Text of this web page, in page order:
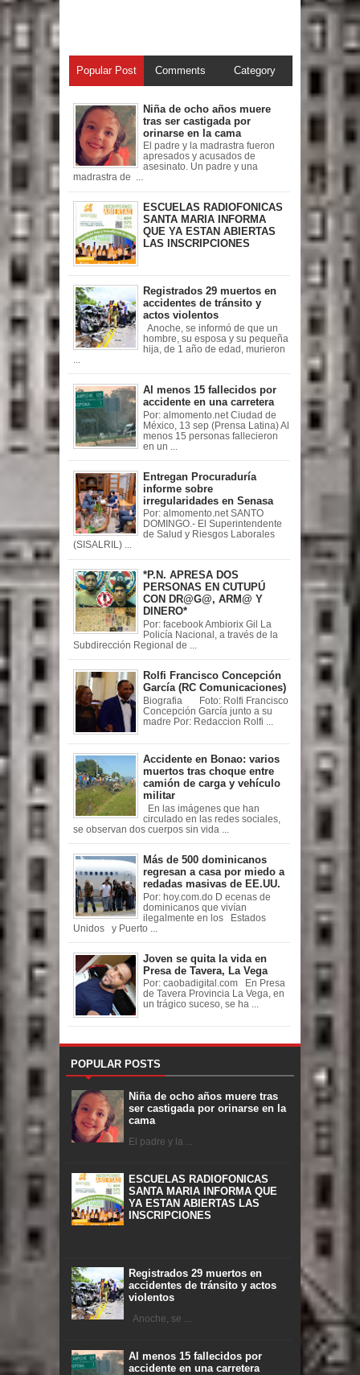
Popular Post Comments Category
Niña de ocho años muere
tras ser castigada por
orinarse en la cama
El padre y la madrastra fueron
apresados y acusados de
asesinato. Un padre y una
madrastra de ...
ESCUELAS RADIOFONICAS
SANTA MARIA INFORMA
QUE YA ESTAN ABIERTAS
LAS INSCRIPCIONES
Registrados 29 muertos en
accidentes de tránsito y
actos violentos
Anoche, se informó de que un
hombre, su esposa y su pequeña
hija, de 1 año de edad, murieron
Al menos 15 fallecidos por
accidente en una carretera
Por: almomento.net Ciudad de
México, 13 sep (Prensa Latina) Al
menos 15 personas fallecieron
en un ...
Entregan Procuraduría
informe sobre
irregularidades en Senasa
Por: almomento.net SANTO
DOMINGO.- El Superintendente
de Salud y Riesgos Laborales
(SISALRIL) ...
*P.N. APRESA DOS
PERSONAS EN CUTUPÚ
CON DR@G@, ARM@ Y
DINERO*
Por: facebook Ambiorix Gil La
Policía Nacional, a través de la
Subdirección Regional de ...
Rolfi Francisco Concepción
García (RC Comunicaciones)
Biografia Foto: Rolfi Francisco
Concepción García junto a su
madre Por: Redaccion Rolfi ...
Accidente en Bonao: varios
muertos tras choque entre
camión de carga y vehículo
militar
En las imágenes que han
circulado en las redes sociales,
se observan dos cuerpos sin vida ...
Más de 500 dominicanos
regresan a casa por miedo a
redadas masivas de EE.UU.
Por: hoy.com.do D ecenas de
dominicanos que vivían
ilegalmente en los Estados
Unidos y Puerto ...
Joven se quita la vida en
Presa de Tavera, La Vega
Por: caobadigital.com En Presa
de Tavera Provincia La Vega, en
un trágico suceso, se ha ...
POPULAR POSTS
Niña de ocho años muere tras
ser castigada por orinarse en la
cama
El padre y la ...
ESCUELAS RADIOFONICAS
SANTA MARIA INFORMA QUE
YA ESTAN ABIERTAS LAS
INSCRIPCIONES
Registrados 29 muertos en
accidentes de tránsito y actos
violentos
Anoche, se ...
Al menos 15 fallecidos por
accidente en una carretera